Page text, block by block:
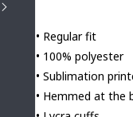
• Regular fit
• 100% polyester
• Sublimation
• Hemmed at the